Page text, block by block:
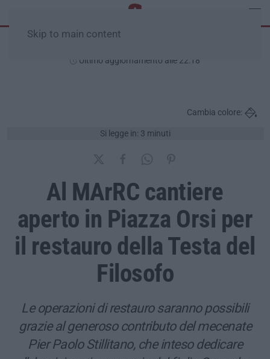
Skip to main content
Ultimo aggiornamento alle 22:18
Si legge in: 3 minuti
Cambia colore:
Al MArRC cantiere
aperto in Piazza Orsi per
il restauro della Testa del
Filosofo
Le operazioni di restauro saranno possibili
grazie al generoso contributo del mecenate
Pier Paolo Stillitano, che inteso dedicare